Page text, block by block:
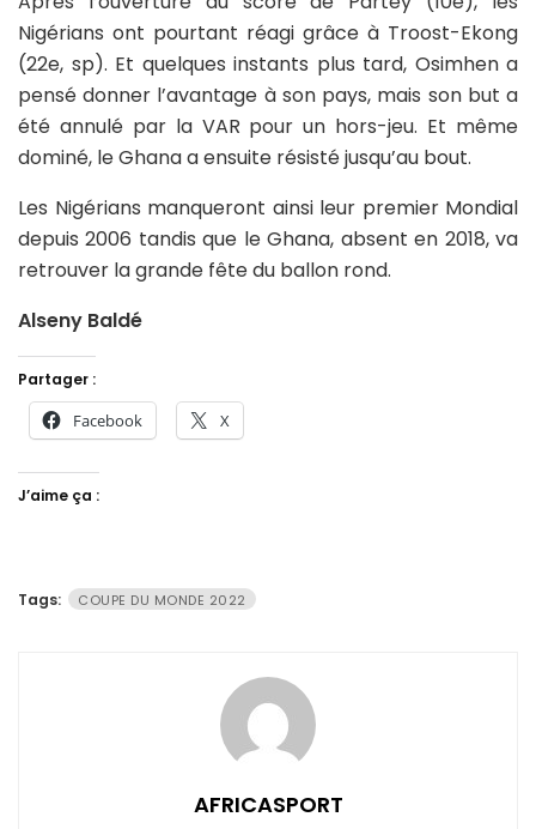
Nigérians ont pourtant réagi grâce à Troost-Ekong
(22e, sp). Et quelques instants plus tard, Osimhen a
pensé donner l’avantage à son pays, mais son but a
été annulé par la VAR pour un hors-jeu. Et même
dominé, le Ghana a ensuite résisté jusqu’au bout.
Les Nigérians manqueront ainsi leur premier Mondial
depuis 2006 tandis que le Ghana, absent en 2018, va
retrouver la grande fête du ballon rond.
Alseny Baldé
Partager :
Facebook X
J’aime ça :
Tags: COUPE DU MONDE 2022
AFRICASPORT